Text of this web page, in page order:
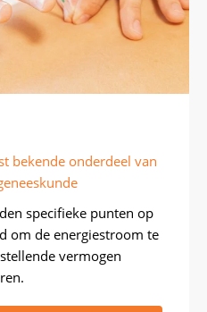
bekende onderdeel van
specifieke punten op
om de energiestroom te
vermogen